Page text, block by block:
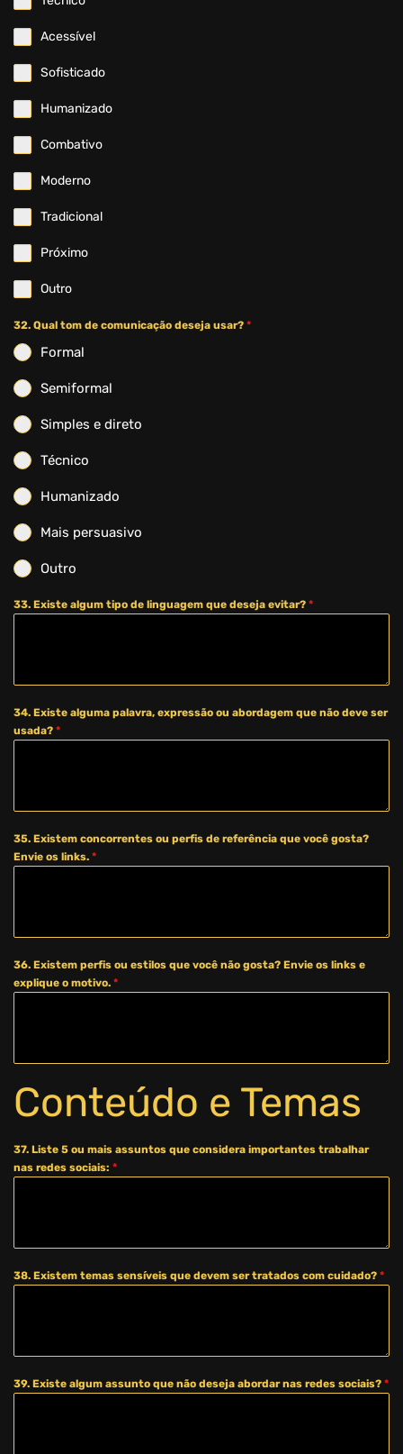
Acessível
Sofisticado
Humanizado
Combativo
Moderno
Tradicional
Próximo
Outro
32. Qual tom de comunicação deseja usar? *
Formal
Semiformal
Simples e direto
Técnico
Humanizado
Mais persuasivo
Outro
33. Existe algum tipo de linguagem que deseja evitar? *
34. Existe alguma palavra, expressão ou abordagem que não deve ser
usada? *
35. Existem concorrentes ou perfis de referência que você gosta?
Envie os links. *
36. Existem perfis ou estilos que você não gosta? Envie os links e
explique o motivo. *
Conteúdo e Temas
37. Liste 5 ou mais assuntos que considera importantes trabalhar
nas redes sociais: *
38. Existem temas sensíveis que devem ser tratados com cuidado? *
39. Existe algum assunto que não deseja abordar nas redes sociais? *